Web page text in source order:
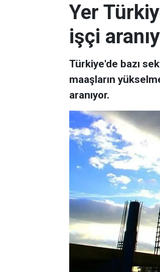
Yer
işçi
Türkiye'de bazı
maaşların
aranıyor.